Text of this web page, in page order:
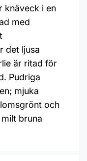
knäveck i en
med
det ljusa
är ritad för
Pudriga
mjuka
och
bruna